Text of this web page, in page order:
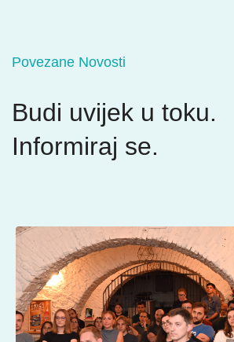
Povezane Novosti
Budi uvijek u toku.
Informiraj se.